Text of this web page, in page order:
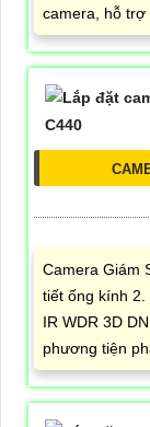
camera, hỗ
Camera Giám
tiết ống kính
IR WDR 3D
phương tiện